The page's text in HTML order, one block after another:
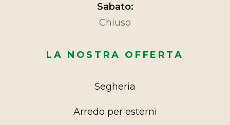
Sabato:
Chiuso
LA NOSTRA OFFERTA
Segheria
Arredo per esterni